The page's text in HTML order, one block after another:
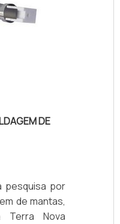
DE
pesquisa por
de mantas,
Terra Nova